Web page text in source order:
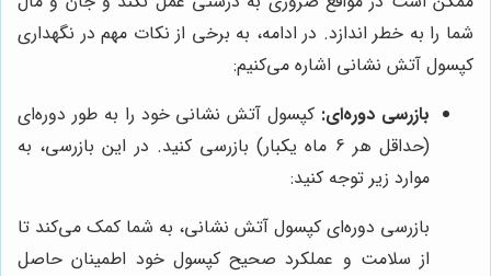
شما را به خطر اندازد. در ادامه، به برخی از نکات مهم در نگهداری
کپسول آتش نشانی اشاره می‌کنیم:
بازرسی دوره‌ای: کپسول آتش نشانی خود را به طور دوره‌ای
(حداقل هر 6 ماه یکبار) بازرسی کنید. در این بازرسی، به
موارد زیر توجه کنید:
بازرسی دوره‌ای کپسول آتش نشانی، به شما کمک می‌کند تا
از سلامت و عملکرد صحیح کپسول خود اطمینان حاصل